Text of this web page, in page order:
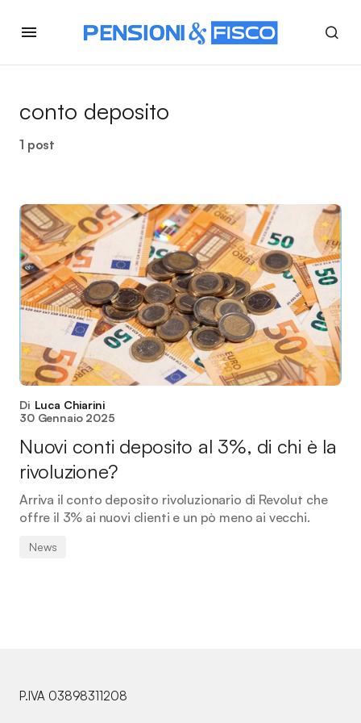
conto deposito
1 post
Di Luca Chiarini
30 Gennaio 2025
Nuovi conti deposito al 3%, di chi è la
rivoluzione?
Arriva il conto deposito rivoluzionario di Revolut che
offre il 3% ai nuovi clienti e un pò meno ai vecchi.
News
P.IVA 03898311208